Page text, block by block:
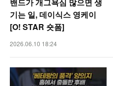
기는 일, 데이식스 영케이
[O! STAR 숏폼]
2026.06.10 18:24